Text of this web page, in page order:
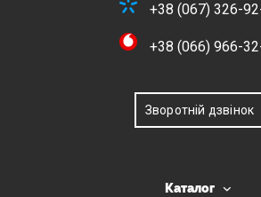
+38 (067) 326-
+38 (066) 966-
Зворотній дзвінок
Каталог